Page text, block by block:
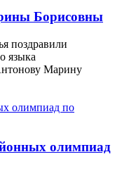
Борисовны
поздравили
языка
Марину
олимпиад